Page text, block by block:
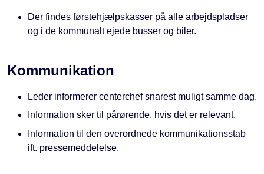
Der findes førstehjælpskasser på alle arbejdspladser
og i de kommunalt ejede busser og biler.
Kommunikation
Leder informerer centerchef snarest muligt samme dag.
Information sker til pårørende, hvis det er relevant.
Information til den overordnede kommunikationsstab
ift. pressemeddelelse.